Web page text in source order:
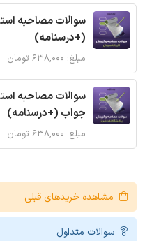
سوالات مصاحبه
(+درسنامه)
مبلغ: ۶۳۸,۰۰۰ تومان
سوالات مصاحبه
جواب (+درسنامه)
مبلغ: ۶۳۸,۰۰۰ تومان
مشاهده خریدهای قبلی
سوالات متداول